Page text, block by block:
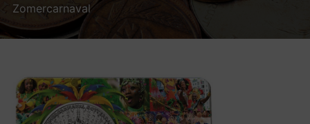
Zomercarnaval